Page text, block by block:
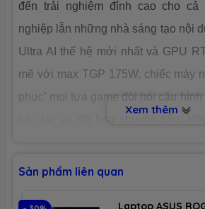
CHIP XỬ LÝ ĐỒ HOẠ (VGA)
VGA tích
hợp
Intel® Arc Graphics
Nvidia GeForce RTX
MÀN HÌNH HIỂN THỊ (LCD)
Kích thước 18.0-inch (16:10)
đến trải nghiệm đỉnh cao cho cả
nghiệp lẫn những nhà sáng tạo nội
Ultra AI thế hệ mới nhất và GPU
mẽ với max TGP 175W, chiếc máy
phục” mọi tựa game đòi hỏi cấu
bài đánh giá chi tiết dưới đây!
Xem thêm
Sản phẩm liên quan
Laptop ASUS